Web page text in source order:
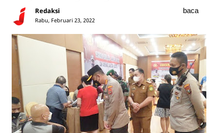
Redaksi
Rabu, Februari 23, 2022
baca